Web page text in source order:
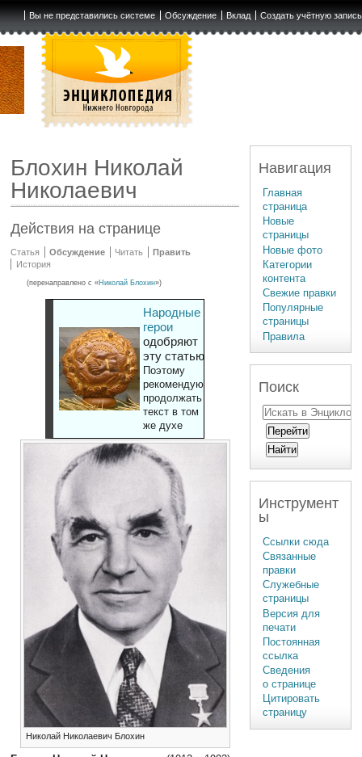
Вы не представились системе Обсуждение Вклад Создать учётную запись
Блохин Николай
Николаевич
Действия на странице
Статья Обсуждение Читать
Править
История
(перенаправлено с «Николай Блохин»)
Народные
герои
одобряют
эту статью
Поэтому
рекомендуют
продолжать
текст в том
же духе
Николай Николаевич Блохин
Навигация
Главная
страница
Новые
страницы
Новые фото
Категории
контента
Свежие правки
Популярные
страницы
Правила
Поиск
Инструмент
ы
Ссылки сюда
Связанные
правки
Служебные
страницы
Версия для
печати
Постоянная
ссылка
Сведения
о странице
Цитировать
страницу